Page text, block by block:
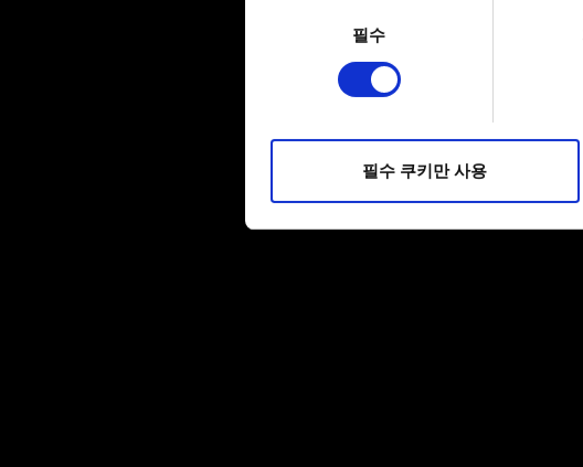
Identify your device by actively
Find out more about how your
피드백을 제공하여 사용자의 웹사이트
소통할 경우, 사용자의 선호도를 파악하
필수
필수 쿠키만 사용